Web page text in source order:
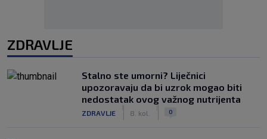
ZDRAVLJE
Stalno ste umorni? Liječnici
upozoravaju da bi uzrok mogao biti
nedostatak ovog važnog nutrijenta
ZDRAVLJE 8. kol. 0